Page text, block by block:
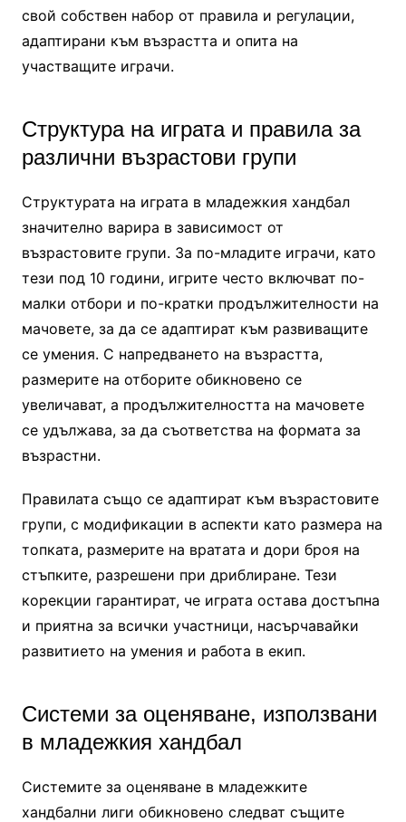
свой собствен набор от правила и регулации,
адаптирани към възрастта и опита на
участващите играчи.
Структура на играта и правила за
различни възрастови групи
Структурата на играта в младежкия хандбал
значително варира в зависимост от
възрастовите групи. За по-младите играчи, като
тези под 10 години, игрите често включват по-
малки отбори и по-кратки продължителности на
мачовете, за да се адаптират към развиващите
се умения. С напредването на възрастта,
размерите на отборите обикновено се
увеличават, а продължителността на мачовете
се удължава, за да съответства на формата за
възрастни.
Правилата също се адаптират към възрастовите
групи, с модификации в аспекти като размера на
топката, размерите на вратата и дори броя на
стъпките, разрешени при дриблиране. Тези
корекции гарантират, че играта остава достъпна
и приятна за всички участници, насърчавайки
развитието на умения и работа в екип.
Системи за оценяване, използвани
в младежкия хандбал
Системите за оценяване в младежките
хандбални лиги обикновено следват същите